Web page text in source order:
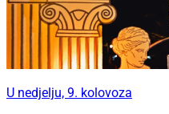
U nedjelju, 9. kolovoza